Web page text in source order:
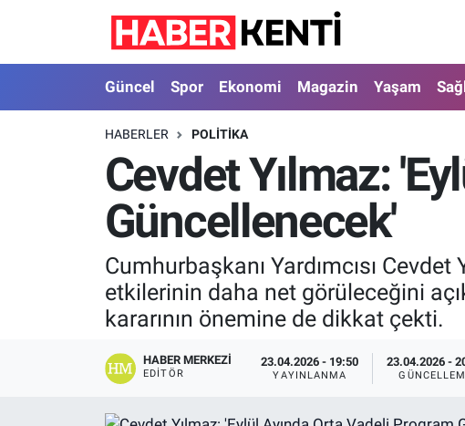
Güncel Spor Ekonomi Magazin Yaşam
HABERLER POLITIKA
Cevdet Yılmaz:
Güncellenecek'
Cumhurbaşkanı Yardımcısı
etkilerinin daha net görüleceğini
kararının önemine de dikkat çekti.
HABER MERKEZI
EDITÖR
23.04.2026 - 19:50
YAYINLANMA
23.04.2026 -
Güncel
Spor
Ekonomi
Magazin
Nöbetçi Eczaneler
Hava Durumu
İstanbul Namaz Vakitleri
Trafik Durumu
Süper Lig Puan Durumu ve Fikstür
Tüm Manşetler
Son Dakika Haberleri